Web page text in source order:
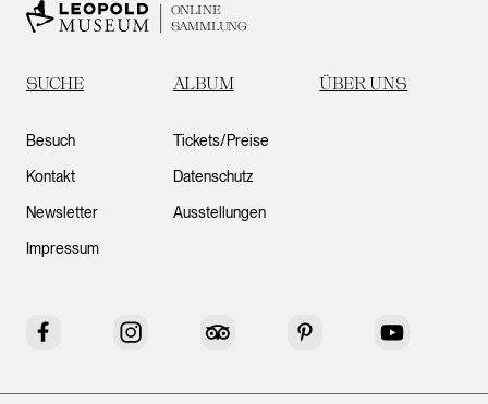
ONLINE
SAMMLUNG
SUCHE ALBUM ÜBER UNS
Besuch
Kontakt
Newsletter
Impressum
Tickets/Preise
Datenschutz
Ausstellungen
Facebook Instagram Tripadvisor Pinterest YouTube